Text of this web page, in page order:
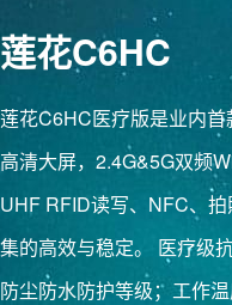
莲花C6HC
莲花C6HC医疗版是业内
高清大屏，2.4G&5G双频
UHF RFID读写、NFC、
集的高效与稳定。 医疗级
防尘防水防护等级；工作